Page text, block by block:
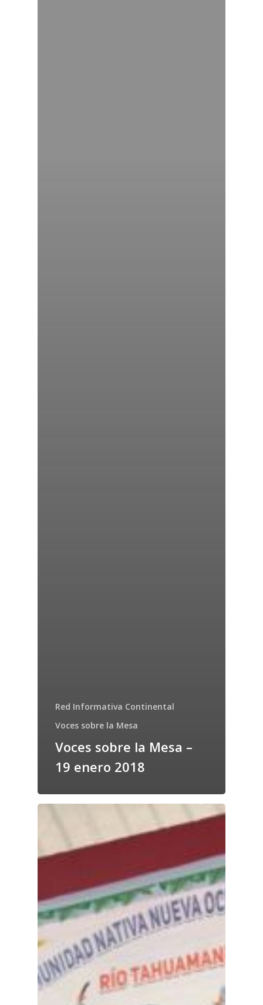
Red Informativa Continental
Voces sobre la Mesa
Voces sobre la Mesa –
19 enero 2018